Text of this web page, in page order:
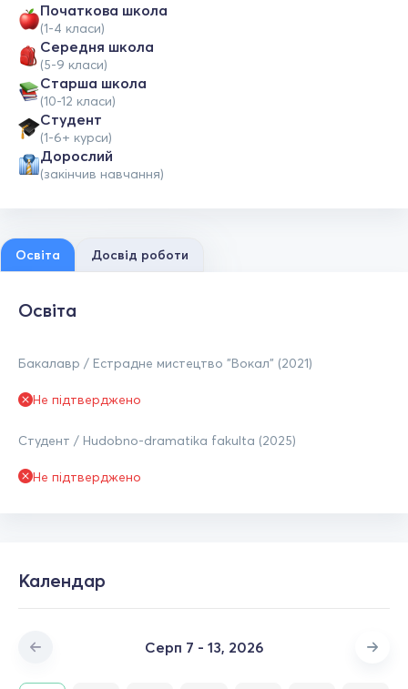
Початкова школа
(1-4 класи)
Середня школа
(5-9 класи)
Старша школа
(10-12 класи)
Студент
(1-6+ курси)
Дорослий
(закінчив навчання)
Освіта Досвід роботи
Освіта
Бакалавр / Естрадне мистецтво "Вокал" (2021)
Не підтверджено
Студент / Hudobno-dramatika fakulta (2025)
Не підтверджено
Календар
Серп 7 - 13, 2026